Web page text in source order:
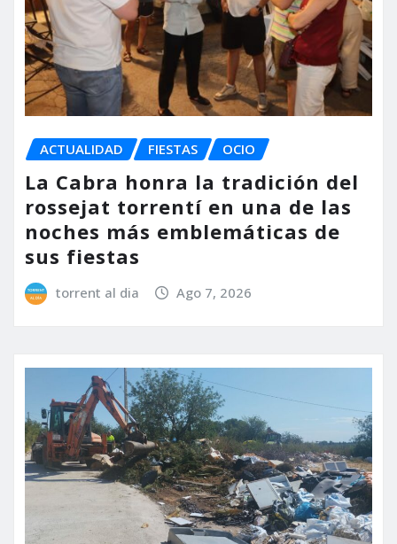
ACTUALIDAD FIESTAS OCIO
La Cabra honra la tradición del
rossejat torrentí en una de las
noches más emblemáticas de
sus fiestas
torrent al dia Ago 7, 2026